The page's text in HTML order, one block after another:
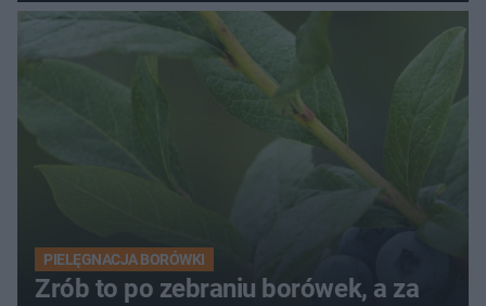
PIELĘGNACJA BORÓWKI
Zrób to po zebraniu borówek, a za